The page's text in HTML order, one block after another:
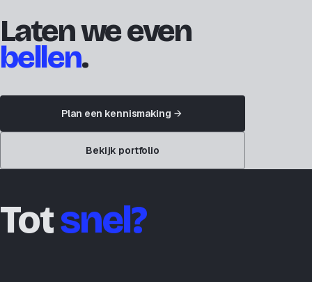
Laten we even
bellen.
Plan een kennismaking
Bekijk portfolio
Totsnel?